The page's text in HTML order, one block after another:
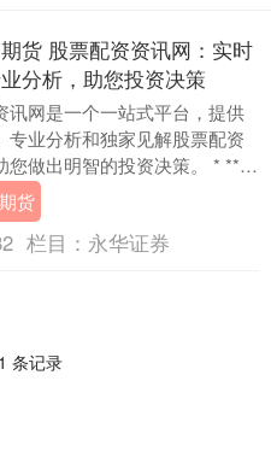
货 股票配资资讯网：实时
分析，助您投资决策
讯网是一个一站式平台，提供
专业分析和独家见解股票配资
您做出明智的投资决策。 * **放
过杠杆作用，投资者可以放大
货
栏目： 永华证券
条记录